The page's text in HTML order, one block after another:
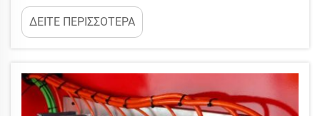
κάθε μικρό σφάλμα μπορεί να οδηγήσει σε
τεράστια προβλήματα. Η YUETAI, η εταιρεία μας,
διαθέτει τέτοιον εξοπλισμό καμπύλωσης
ανθεκτικά εξαρτήματα για να εξασφαλίζει t...
ΔΕΙΤΕ ΠΕΡΙΣΣΟΤΕΡΑ